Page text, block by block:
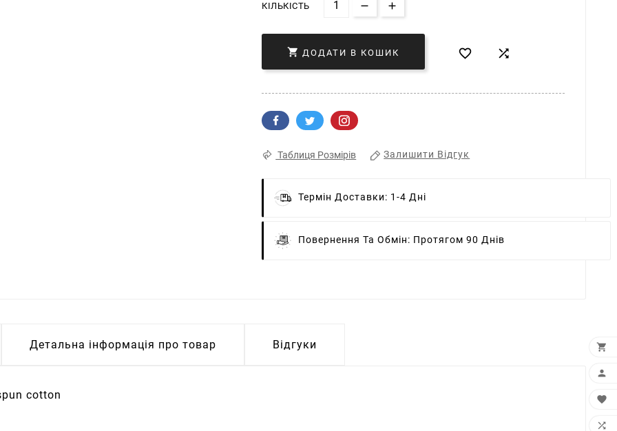
КІЛЬКІСТЬ
 ДОДАТИ В КОШИК  
Таблиця Розмірів Залишити Відгук
Термін Доставки: 1-4 Дні
Повернення Та Обмін: Протягом 90 Днів
Детальна інформація про товар Відгуки
cotton



